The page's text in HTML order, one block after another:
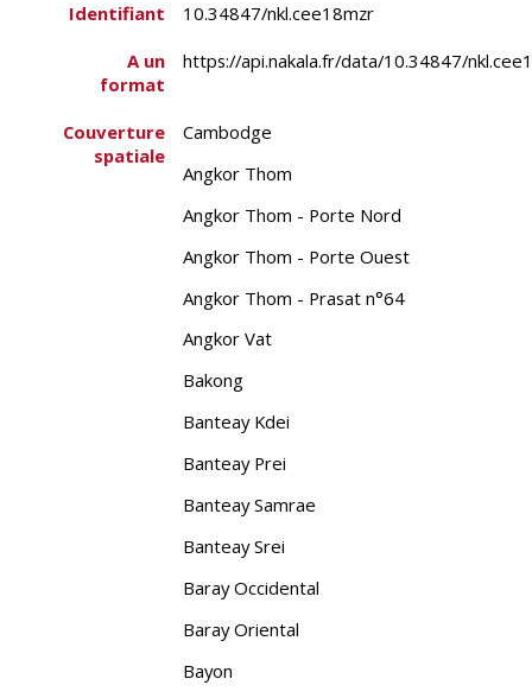
Identifiant
10.34847/nkl.cee18mzr
A un
format
https://api.nakala.fr/data/10.34847/
Couverture
spatiale
Cambodge
Angkor Thom
Angkor Thom - Porte Nord
Angkor Thom - Porte Ouest
Angkor Thom - Prasat n°64
Angkor Vat
Bakong
Banteay Kdei
Banteay Prei
Banteay Samrae
Banteay Srei
Baray Occidental
Baray Oriental
Bayon